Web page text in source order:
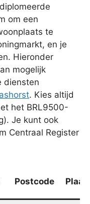
om een
te
en je
Hieronder
mogelijk
diensten
. Kies altijd
het BRL9500-
Je kunt ook
Centraal Register
Postcode